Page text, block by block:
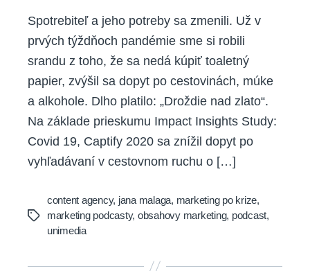
Spotrebiteľ a jeho potreby sa zmenili. Už v
prvých týždňoch pandémie sme si robili
srandu z toho, že sa nedá kúpiť toaletný
papier, zvýšil sa dopyt po cestovinách, múke
a alkohole. Dlho platilo: „Droždie nad zlato“.
Na základe prieskumu Impact Insights Study:
Covid 19, Captify 2020 sa znížil dopyt po
vyhľadávaní v cestovnom ruchu o […]
Tags
content agency, jana malaga, marketing po krize,
marketing podcasty, obsahovy marketing, podcast,
unimedia